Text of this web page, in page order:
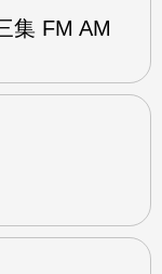
集 FM AM